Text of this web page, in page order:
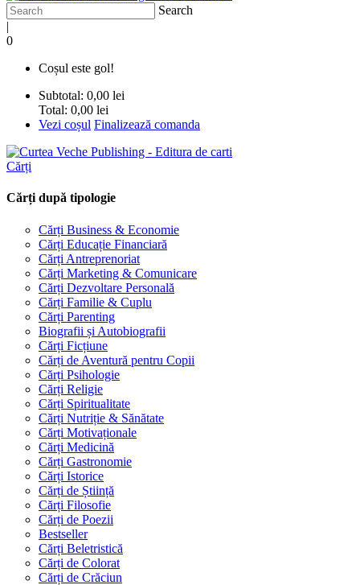
Search
|
0
Coșul este gol!
Subtotal: 0,00 lei
Total: 0,00 lei
Vezi coșul Finalizează comanda
Cărți
Cărți după tipologie
Cărți Business & Economie
Cărți Educație Financiară
Cărți Antreprenoriat
Cărți Marketing & Comunicare
Cărți Dezvoltare Personală
Cărți Familie & Cuplu
Cărți Parenting
Biografii și Autobiografii
Cărți Ficțiune
Cărți de Aventură pentru Copii
Cărți Psihologie
Cărți Religie
Cărți Spiritualitate
Cărți Nutriție & Sănătate
Cărți Motivaționale
Cărți Medicină
Cărți Gastronomie
Cărți Istorice
Cărți de Știință
Cărți Filosofie
Cărți de Poezii
Bestseller
Cărți Beletristică
Cărți de Colorat
Cărți de Crăciun